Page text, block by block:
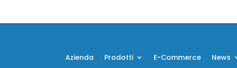
Azienda Prodotti E-Commerce News